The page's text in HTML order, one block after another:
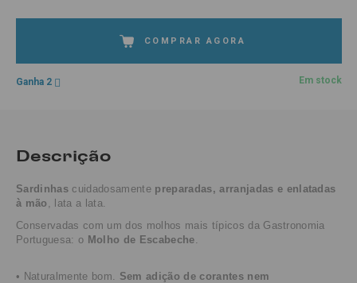
COMPRAR AGORA
Ganha 2 Em stock
Descrição
Sardinhas cuidadosamente preparadas, arranjadas e enlatadas
à mão
, lata a lata.
Conservadas com um dos molhos mais típicos da Gastronomia
Portuguesa: o Molho de Escabeche
• Naturalmente bom. Sem adição de corantes nem